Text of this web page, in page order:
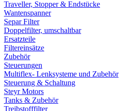
Traveller, Stopper & Endstücke
Wantenspanner
Separ Filter
Doppelfilter, umschaltbar
Ersatzteile
Filtereinsätze
Zubehör
Steuerungen
Multiflex- Lenksysteme und Zubehör
Steuerung & Schaltung
Steyr Motors
Tanks & Zubehör
Treibstofffilter